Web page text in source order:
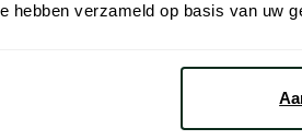
hebben verzameld op basis van uw
Overhemden Blue Industry